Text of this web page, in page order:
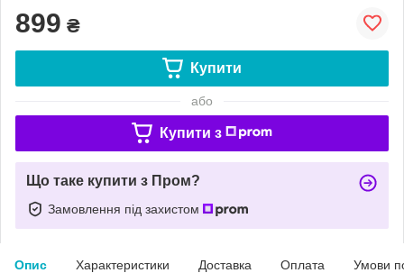
899 ₴
Купити
або
Купити з
Що таке купити з Пром?
Замовлення під захистом
Опис Характеристики Доставка Оплата Умови